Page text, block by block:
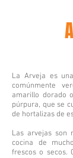
La Arveja es
comúnmente
amarillo dorado
púrpura, que se
de hortalizas de
Las arvejas son
cocina de
frescos o secos.